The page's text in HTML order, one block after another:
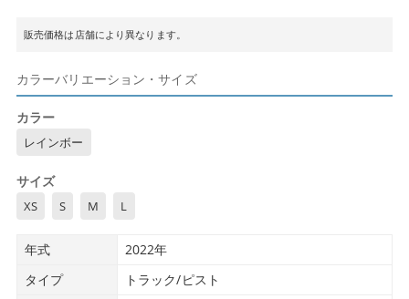
販売価格は店舗により異なります。
カラーバリエーション・サイズ
カラー
レインボー
サイズ
XS S M L
年式
2022年
タイプ
トラック/ピスト